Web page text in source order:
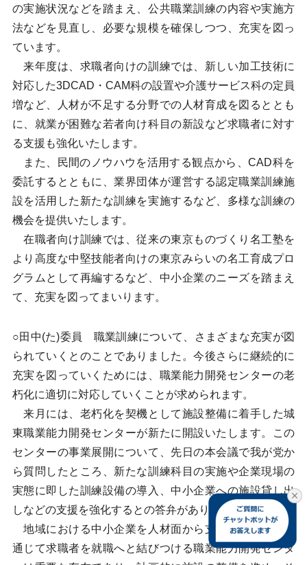
の実施状況などを踏まえ、公共職業訓練の内容や実施方
法などを見直し、必要な規模を確保しつつ、充実を図っ
ています。
来年度は、求職者向けの訓練では、新しい加工技術に
対応した3DCAD・CAM科の設置や介護サービス科の定員
増など、人材が不足する分野での人材育成を図るととも
に、就業が困難な若者向け科目の新設など求職者に対す
る支援も強化いたします。
また、民間のノウハウを活用する観点から、CAD科を
委託するとともに、業界団体が運営する認定職業訓練施
設を活用した新たな訓練を実施するなど、多様な訓練の
機会を提供いたします。
在職者向け訓練では、従来の東京ものづくり名工塾を
より高度な中堅技能者向けの東京みらいの名工育成プロ
グラムとして再編するなど、中小企業のニーズを踏まえ
て、充実を図ってまいります。
○田中(た)委員 職業訓練について、さまざまな充実が図
られていくとのことでありました。今後さらに継続的に
充実を図っていくためには、職業能力開発センターの老
朽化に適切に対応していくことが求められます。
来月には、老朽化を契機として施設整備に着手した城
東職業能力開発センターが新たに開設いたします。この
センターの事業展開について、先日の本会議で我が党か
ら質問したところ、新たな訓練科目の実施や企業現場の
実態に即した訓練設備の導入、中小企業への施設貸し出
しなどの支援を強化するとの答弁がありました。
地域における中小企業を人材面から支え、職業訓練を
通じて求職者を就職へと結びつける職業能力開発センタ